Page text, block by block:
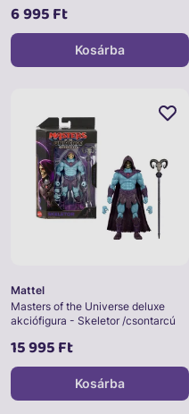
6 995 Ft
Kosárba
Mattel
Masters of the Universe deluxe
akciófigura - Skeletor /csontarcú
15 995 Ft
Kosárba